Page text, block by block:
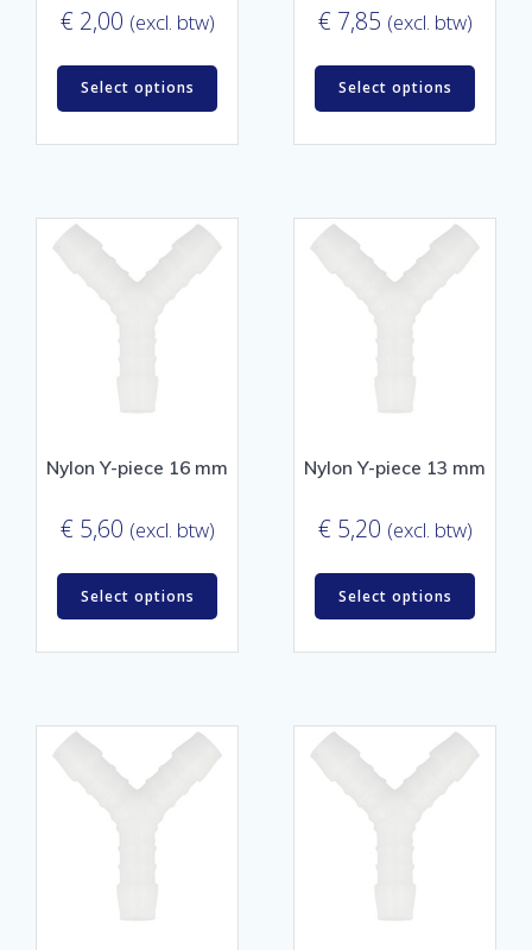
€ 2,00 (excl. btw)
Select options
€ 7,85 (excl. btw)
Select options
Nylon Y-piece 16 mm
€ 5,60 (excl. btw)
Select options
Nylon Y-piece 13 mm
€ 5,20 (excl. btw)
Select options